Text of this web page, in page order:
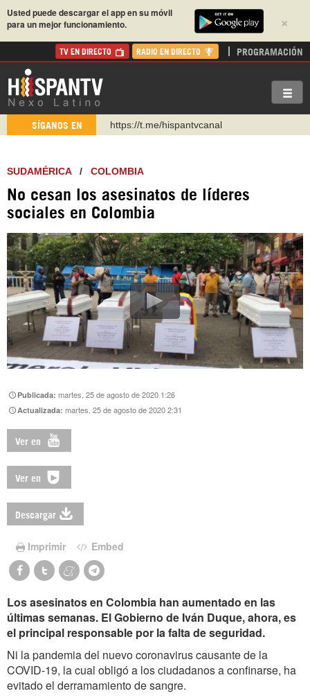
×
Usted puede descargar el app en su móvil
para un mejor funcionamiento.
TV EN DIRECTO RADIO EN DIRECTO PROGRAMACIÓN
SÍGANOS EN
https://t.me/hispantvcanal
WhatsApp y Viber: +98 921 79 29 404
Instagram como: hispan_tv
https://www.facebook.com/Nexolatino.Canal
http://twitter.com/nexo_latino
SUDAMÉRICA/ COLOMBIA
No cesan los asesinatos de líderes
sociales en Colombia
Publicada:martes, 25 de agosto de 2020 1:26
Actualizada:martes, 25 de agosto de 2020 2:31
Ver en
Ver en
Descargar
Imprimir Embed
Los asesinatos en Colombia han aumentado en las
últimas semanas. El Gobierno de Iván Duque, ahora, es
el principal responsable por la falta de seguridad.
Ni la pandemia del nuevo coronavirus causante de la
COVID-19, la cual obligó a los ciudadanos a confinarse, ha
evitado el derramamiento de sangre.